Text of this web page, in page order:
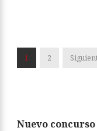
1 2
Nuevo concurso